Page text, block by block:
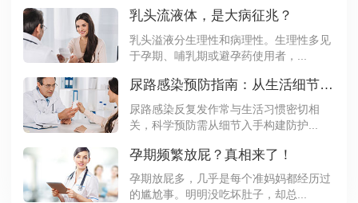
乳头流液体，是大病征兆？
乳头溢液分生理性和病理性。生理性多见
于孕期、哺乳期或避孕药使用者，...
尿路感染预防指南：从生活细节阻断感染路径
尿路感染反复发作常与生活习惯密切相
关，科学预防需从细节入手构建防护...
孕期频繁放屁？真相来了！
孕期放屁多，几乎是每个准妈妈都经历过
的尴尬事。明明没吃坏肚子，却总...